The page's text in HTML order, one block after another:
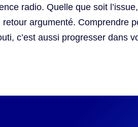
radio. Quelle que soit
argumenté. Comprendre
c’est aussi progresser dans